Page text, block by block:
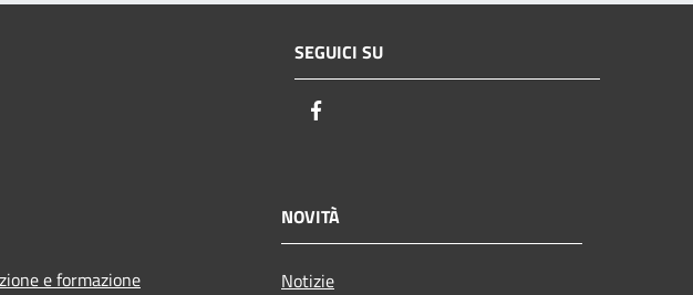
SEGUICI SU
e formazione
NOVITÀ
Notizie